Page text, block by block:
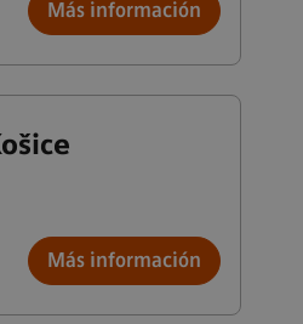
Más información
Más información